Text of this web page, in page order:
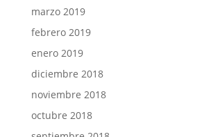
marzo 2019
febrero 2019
enero 2019
diciembre 2018
noviembre 2018
octubre 2018